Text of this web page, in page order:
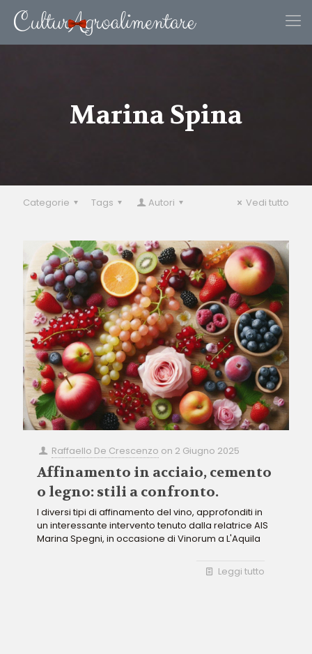
Marina Spina
Categorie Tags Autori Vedi tutto
Raffaello De Crescenzo on 2 Giugno 2025
Affinamento in acciaio, cemento
o legno: stili a confronto.
I diversi tipi di affinamento del vino, approfonditi in
un interessante intervento tenuto dalla relatrice AIS
Marina Spegni, in occasione di Vinorum a L'Aquila
Leggi tutto